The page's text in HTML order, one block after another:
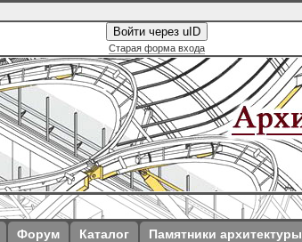
Войти через uID
Старая форма входа
Форум Каталог Памятники архитектуры